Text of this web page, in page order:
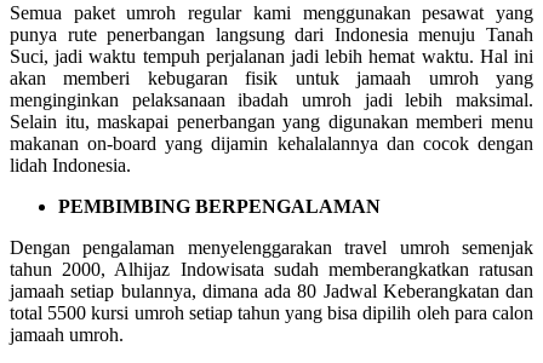
Semua paket umroh regular kami menggunakan pesawat yang
punya rute penerbangan langsung dari Indonesia menuju Tanah
Suci, jadi waktu tempuh perjalanan jadi lebih hemat waktu. Hal ini
akan memberi kebugaran fisik untuk jamaah umroh yang
menginginkan pelaksanaan ibadah umroh jadi lebih maksimal.
Selain itu, maskapai penerbangan yang digunakan memberi menu
makanan on-board yang dijamin kehalalannya dan cocok dengan
lidah Indonesia.
PEMBIMBING BERPENGALAMAN
Dengan pengalaman menyelenggarakan travel umroh semenjak
tahun 2000, Alhijaz Indowisata sudah memberangkatkan ratusan
jamaah setiap bulannya, dimana ada 80 Jadwal Keberangkatan dan
total 5500 kursi umroh setiap tahun yang bisa dipilih oleh para calon
jamaah umroh.